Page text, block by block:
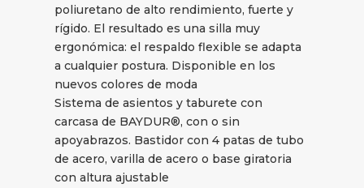
poliuretano de alto rendimiento, fuerte y
rígido. El resultado es una silla muy
ergonómica: el respaldo flexible se adapta
a cualquier postura. Disponible en los
nuevos colores de moda
Sistema de asientos y taburete con
carcasa de BAYDUR®, con o sin
apoyabrazos. Bastidor con 4 patas de tubo
de acero, varilla de acero o base giratoria
con altura ajustable